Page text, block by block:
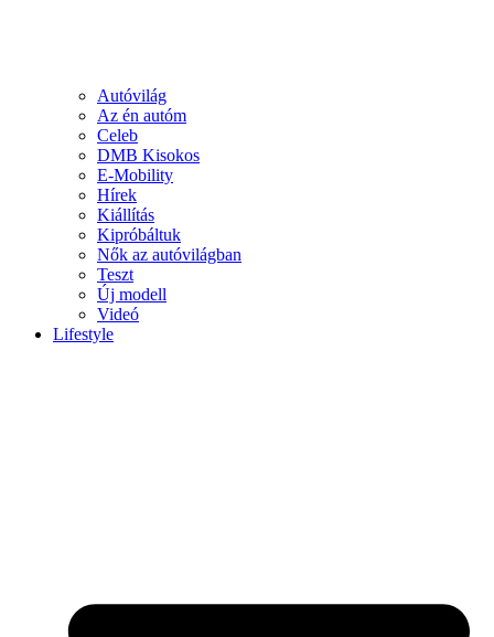
Autóvilág
Az én autóm
Celeb
DMB Kisokos
E-Mobility
Hírek
Kiállítás
Kipróbáltuk
Nők az autóvilágban
Teszt
Új modell
Videó
Lifestyle